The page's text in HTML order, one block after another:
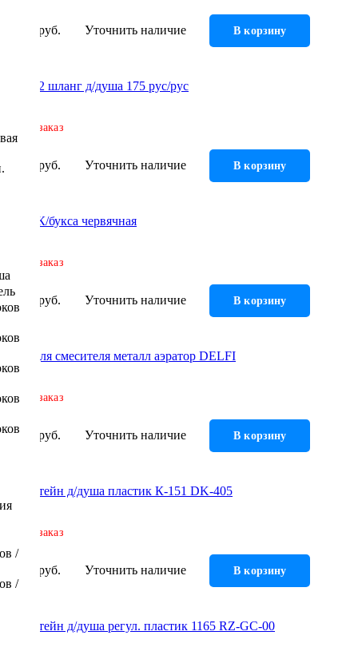
/
/
126 руб. Уточнить наличие В корзину
ШД-742 шланг д/душа 175 рус/рус
Под заказ
132 руб. Уточнить наличие В корзину
КБР-4 К/букса червячная
Под заказ
136 руб. Уточнить наличие В корзину
Гусак для смесителя металл аэратор DELFI
Под заказ
137 руб. Уточнить наличие В корзину
Кронштейн д/душа пластик К-151 DK-405
Под заказ
142 руб. Уточнить наличие В корзину
Кронштейн д/душа регул. пластик 1165 RZ-GC-00